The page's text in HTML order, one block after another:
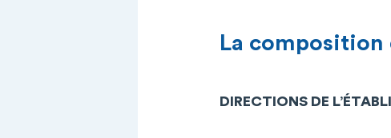
La composition
DIRECTIONS DE